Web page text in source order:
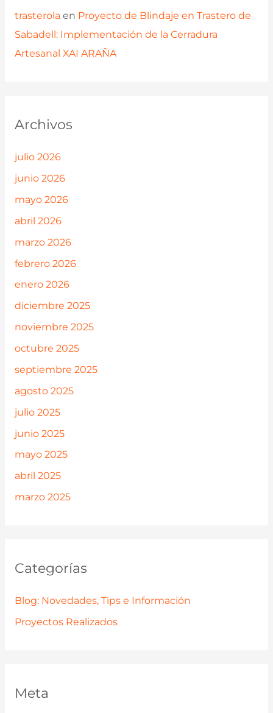
trasterola en Proyecto de Blindaje en Trastero de
Sabadell: Implementación de la Cerradura
Artesanal XAI ARAÑA
Archivos
julio 2026
junio 2026
mayo 2026
abril 2026
marzo 2026
febrero 2026
enero 2026
diciembre 2025
noviembre 2025
octubre 2025
septiembre 2025
agosto 2025
julio 2025
junio 2025
mayo 2025
abril 2025
marzo 2025
Categorías
Blog: Novedades, Tips e Información
Proyectos Realizados
Meta